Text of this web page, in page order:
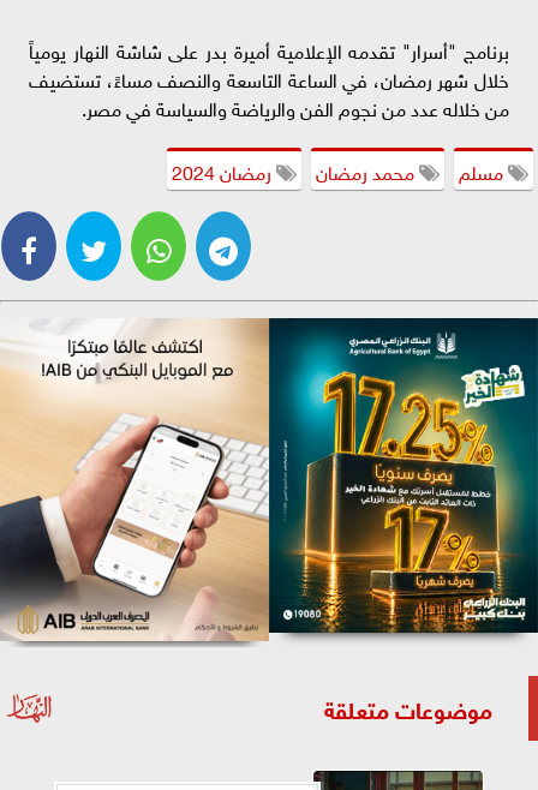
برنامج "أسرار" تقدمه الإعلامية أميرة بدر على شاشة النهار يومياً
خلال شهر رمضان، في الساعة التاسعة والنصف مساءً، تستضيف
من خلاله عدد من نجوم الفن والرياضة والسياسة في مصر.
مسلم
محمد رمضان رمضان 2024
موضوعات متعلقة